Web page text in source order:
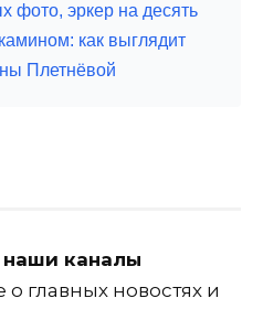
фото, эркер на десять
как выглядит
Плетнёвой
наши каналы
главных новостях и